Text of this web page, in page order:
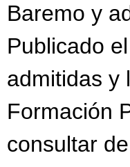
Baremo y
Publicado
admitidas y
Formación
consultar